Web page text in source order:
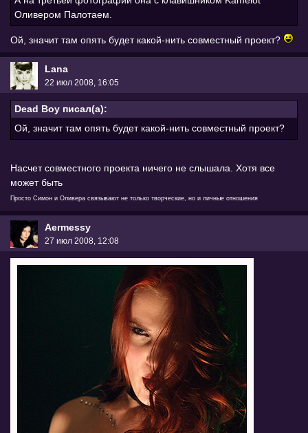
Оливером Палотаем.
Ой, значит там опять будет какой-нить совместный проект?
Lana
22 июл 2008, 16:05
Dead Boy писал(а):
Ой, значит там опять будет какой-нить совместный проект?
Насчет совместного проекта ничего не слышала. Хотя все
может быть
Просто Симон и Оливера связывают не только творческие, но и личные отношения
Aermessy
27 июл 2008, 12:08